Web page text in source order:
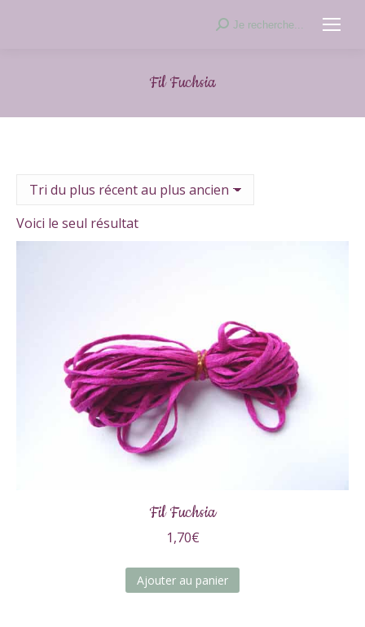
Recherche
Je recherche...
Fil Fuchsia
Voici le seul résultat
Fil Fuchsia
1,70€
Ajouter au panier